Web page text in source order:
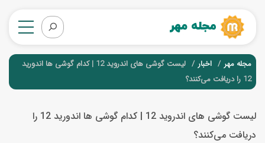
مجله مهر اخبار
لیست گوشی های اندروید 12 | کدام گوشی ها اندورید
12 را دریافت می‌کنند؟
لیست گوشی های اندروید 12 | کدام گوشی ها اندورید 12 را
دریافت می‌کنند؟